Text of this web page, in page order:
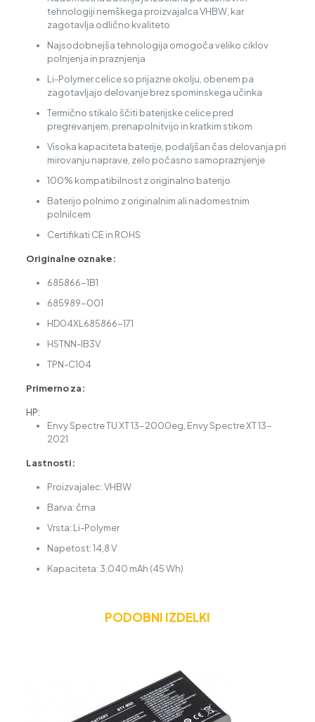
tehnologiji nemškega proizvajalca VHBW, kar
zagotavlja odlično kvaliteto
Najsodobnejša tehnologija omogoča veliko ciklov
polnjenja in praznjenja
Li-Polymer celice so prijazne okolju, obenem pa
zagotavljajo delovanje brez spominskega učinka
Termično stikalo ščiti baterijske celice pred
pregrevanjem, prenapolnitvijo in kratkim stikom
Visoka kapaciteta baterije, podaljšan čas delovanja pri
mirovanju naprave, zelo počasno samopraznjenje
100% kompatibilnost z originalno baterijo
Baterijo polnimo z originalnim ali nadomestnim
polnilcem
Certifikati CE in ROHS
Originalne oznake:
685866-1B1
685989-001
HD04XL685866-171
HSTNN-IB3V
TPN-C104
Primerno za:
HP:
Envy Spectre TU XT 13-2000eg, Envy Spectre XT 13-
2021
Lastnosti:
Proizvajalec: VHBW
Barva: črna
Vrsta: Li-Polymer
Napetost: 14,8 V
Kapaciteta: 3.040 mAh (45 Wh)
PODOBNI IZDELKI